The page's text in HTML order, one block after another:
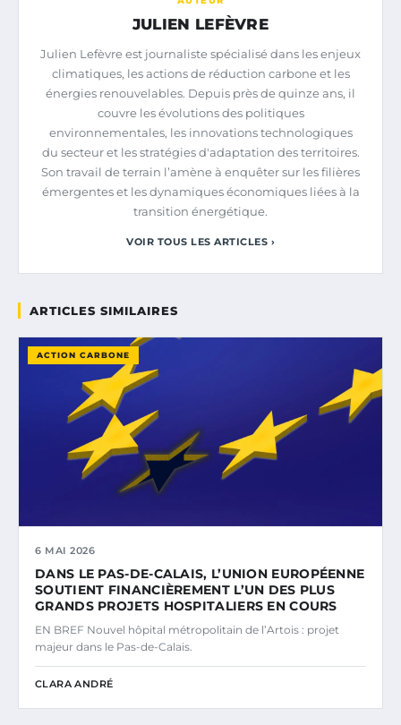
JULIEN LEFÈVRE
Julien Lefèvre est journaliste spécialisé dans les enjeux
climatiques, les actions de réduction carbone et les
énergies renouvelables. Depuis près de quinze ans, il
couvre les évolutions des politiques
environnementales, les innovations technologiques
du secteur et les stratégies d'adaptation des territoires.
Son travail de terrain l’amène à enquêter sur les filières
émergentes et les dynamiques économiques liées à la
transition énergétique.
VOIR TOUS LES ARTICLES ›
ARTICLES SIMILAIRES
ACTION CARBONE
6 MAI 2026
DANS LE PAS-DE-CALAIS, L’UNION EUROPÉENNE
SOUTIENT FINANCIÈREMENT L’UN DES PLUS
GRANDS PROJETS HOSPITALIERS EN COURS
EN BREF Nouvel hôpital métropolitain de l’Artois : projet
majeur dans le Pas-de-Calais.
CLARA ANDRÉ